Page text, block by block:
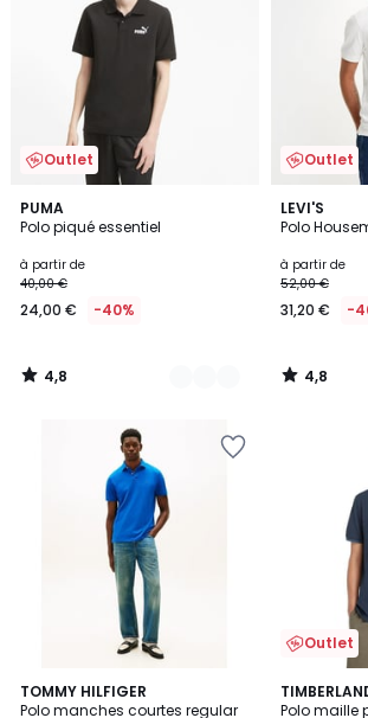
Outlet
PUMA
Polo piqué essentiel
à partir de
40,00 €
24,00 € -40%
4,8
/ 5
4
Couleurs
4,8
/
Outlet
LEVI'S
Polo
à partir de
52,00 €
31,20 € -
4,8
/ 5
3
Couleurs
4,8
/
TOMMY HILFIGER
Polo manches courtes regular
4,8
/ 5
2
Outlet
Polo maille